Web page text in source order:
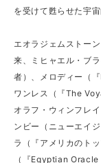
を受けて甦らせた宇宙
エオラジェムストー
来、ミヒャエル・ブ
者）、メロディー（
ワンレス（『The
オラフ・ウィンフレ
ンビー（ニューエイ
ラ（『アメリカのト
（『Egyptian